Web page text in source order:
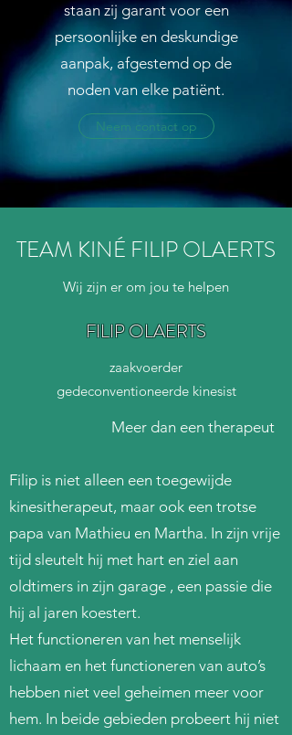
staan zij garant voor een
persoonlijke en deskundige
aanpak, afgestemd op de
noden van elke patiënt.
Neem contact op
TEAM KINÉ FILIP OLAERTS
Wij zijn er om jou te helpen
FILIP OLAERTS
zaakvoerder
gedeconventioneerde kinesist
Meer dan een therapeut
Filip is niet alleen een toegewijde
kinesitherapeut, maar ook een trotse
papa van Mathieu en Martha. In zijn vrije
tijd sleutelt hij met hart en ziel aan
oldtimers in zijn garage , een passie die
hij al jaren koestert.
Het functioneren van het menselijk
lichaam en het functioneren van auto’s
hebben niet veel geheimen meer voor
hem. In beide gebieden probeert hij niet